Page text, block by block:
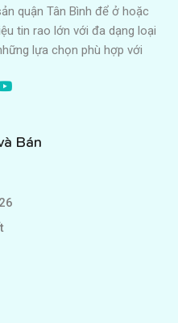
quận Tân Bình để ở hoặc
tin rao lớn với đa dạng loại
lựa chọn phù hợp với
Bán